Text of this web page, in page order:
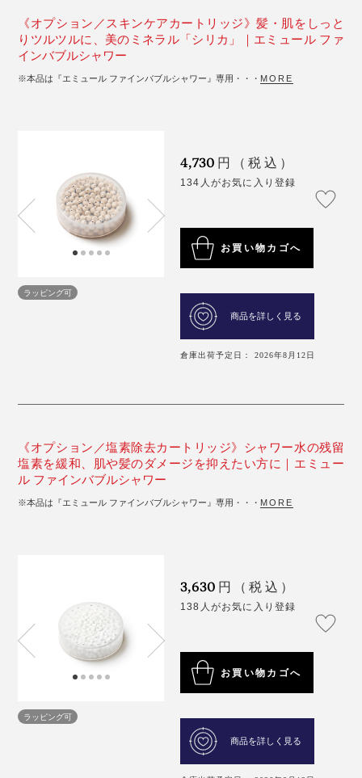
《オプション／スキンケアカートリッジ》髪・肌をしっと
りツルツルに、美のミネラル「シリカ」｜エミュール ファ
インバブルシャワー
※本品は『エミュール ファインバブルシャワー』専用・・・ MORE
ラッピング可
4,730 円（税込）
134人がお気に入り登録
お買い物カゴへ
商品を詳しく見る
倉庫出荷予定日： 2026年8月12日
《オプション／塩素除去カートリッジ》シャワー水の残留
塩素を緩和、肌や髪のダメージを抑えたい方に｜エミュー
ル ファインバブルシャワー
※本品は『エミュール ファインバブルシャワー』専用・・・ MORE
ラッピング可
3,630 円（税込）
138人がお気に入り登録
お買い物カゴへ
商品を詳しく見る